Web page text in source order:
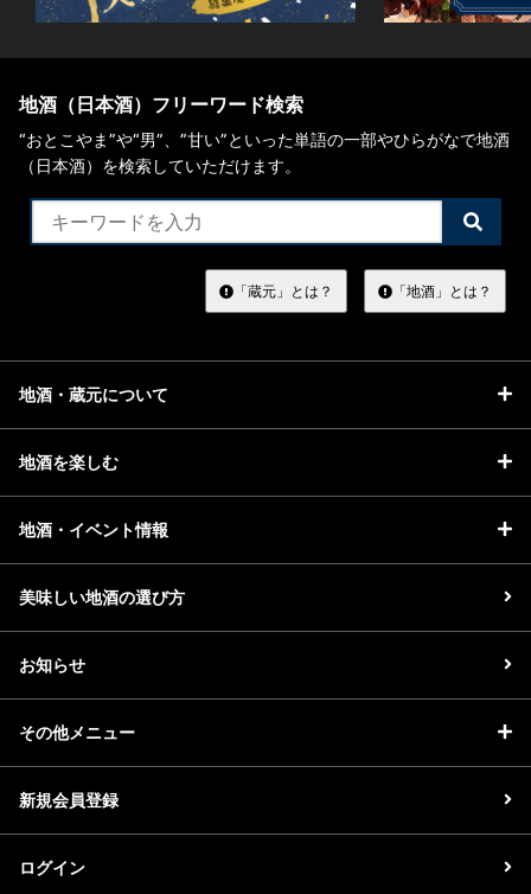
地酒（日本酒）フリーワード検索
“おとこやま”や“男”、”甘い”といった単語の一部やひらがなで地酒
（日本酒）を検索していただけます。
検
索
す
る
「蔵元」とは？ 「地酒」とは？
地酒・蔵元について
地酒を楽しむ
地酒・イベント情報
美味しい地酒の選び方
お知らせ
その他メニュー
新規会員登録
ログイン